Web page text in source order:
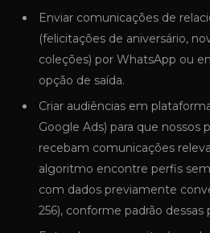
Enviar comunicações de
(felicitações de aniversário,
coleções) por WhatsApp ou
opção de saída.
Criar audiências em
Google Ads) para que nossos
recebam comunicações
algoritmo encontre perfis
com dados previamente
256), conforme padrão dessas